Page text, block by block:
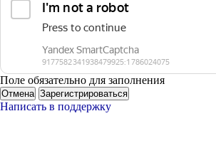
Поле обязательно для заполнения
Отмена Зарегистрироваться
Написать в поддержку